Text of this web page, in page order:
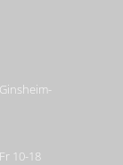
10-18